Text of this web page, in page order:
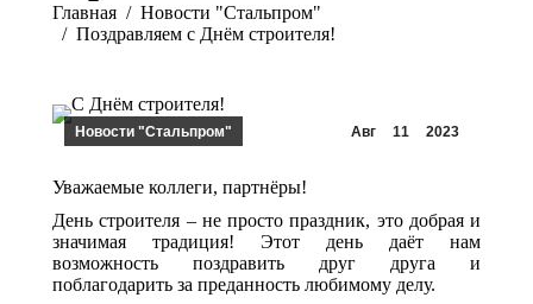
Вы здесь:
Главная
Новости "Стальпром"
Поздравляем с Днём строителя!
Авг 11 2023
Новости "Стальпром"
Уважаемые коллеги, партнёры!
День строителя – не просто праздник, это добрая и
значимая традиция! Этот день даёт нам
возможность поздравить друг друга и
поблагодарить за преданность любимому делу.